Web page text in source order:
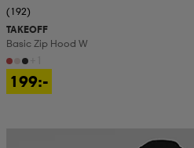
(192)
TAKEOFF
Basic Zip Hood W
199:-